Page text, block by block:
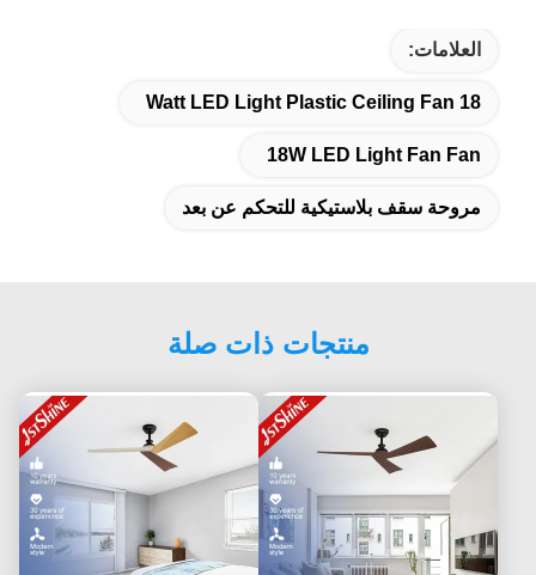
العلامات:
18 Watt LED Light Plastic Ceiling Fan
18W LED Light Fan Fan
مروحة سقف بلاستيكية للتحكم عن بعد
منتجات ذات صلة